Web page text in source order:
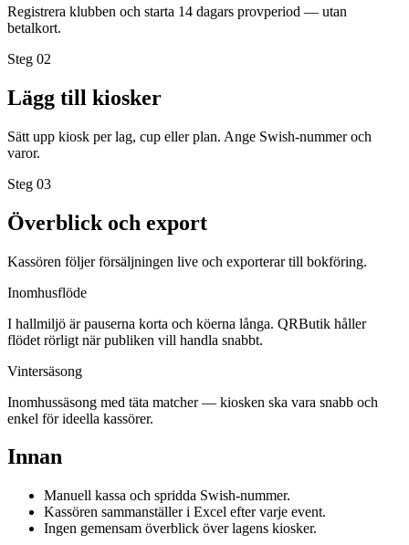
Registrera klubben och starta 14 dagars provperiod — utan
betalkort.
Steg 02
Lägg till kiosker
Sätt upp kiosk per lag, cup eller plan. Ange Swish-nummer och
varor.
Steg 03
Överblick och export
Kassören följer försäljningen live och exporterar till bokföring.
Inomhusflöde
I hallmiljö är pauserna korta och köerna långa. QRButik håller
flödet rörligt när publiken vill handla snabbt.
Vintersäsong
Inomhussäsong med täta matcher — kiosken ska vara snabb och
enkel för ideella kassörer.
Innan
Manuell kassa och spridda Swish-nummer.
Kassören sammanställer i Excel efter varje event.
Ingen gemensam överblick över lagens kiosker.